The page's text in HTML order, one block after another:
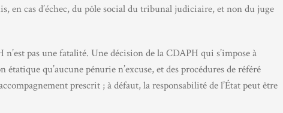
en cas d’échec, du pôle social du tribunal judiciaire, et non du juge
n’est pas une fatalité. Une décision de la CDAPH qui s’impose à
qu’aucune pénurie n’excuse, et des procédures de référé
prescrit ; à défaut, la responsabilité de l’État peut être